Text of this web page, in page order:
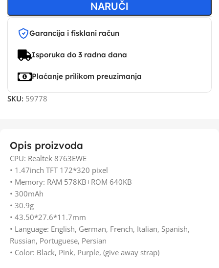
NARUČI
Garancija i fisklani račun
Isporuka do 3 radna dana
Plaćanje prilikom preuzimanja
SKU: 59778
Opis proizvoda
CPU: Realtek 8763EWE
• 1.47inch TFT 172*320 pixel
• Memory: RAM 578KB+ROM 640KB
• 300mAh
• 30.9g
• 43.50*27.6*11.7mm
• Language: English, German, French, Italian, Spanish,
Russian, Portuguese, Persian
• Color: Black, Pink, Purple, (give away strap)